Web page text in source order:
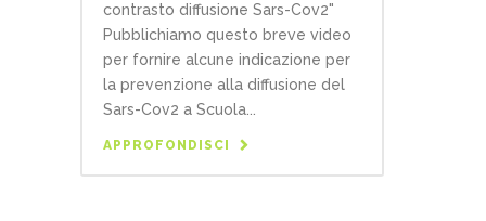
contrasto diffusione Sars-Cov2"
Pubblichiamo questo breve video
per fornire alcune indicazione per
la prevenzione alla diffusione del
Sars-Cov2 a Scuola...
APPROFONDISCI